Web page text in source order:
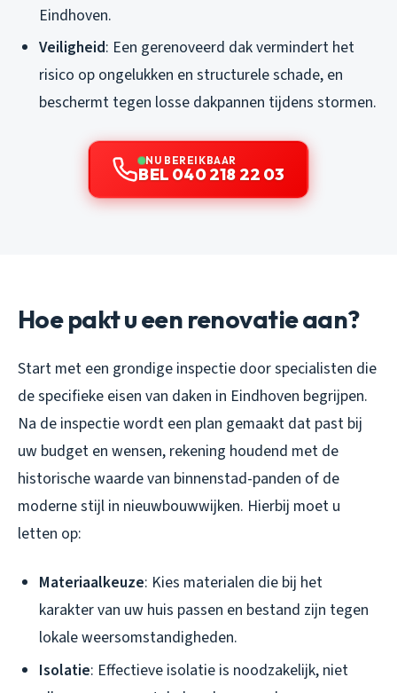
Eindhoven.
Veiligheid: Een gerenoveerd dak vermindert het
risico op ongelukken en structurele schade, en
beschermt tegen losse dakpannen tijdens stormen.
NU BEREIKBAAR
BEL 040 218 22 03
Hoe pakt u een renovatie aan?
Start met een grondige inspectie door specialisten die
de specifieke eisen van daken in Eindhoven begrijpen.
Na de inspectie wordt een plan gemaakt dat past bij
uw budget en wensen, rekening houdend met de
historische waarde van binnenstad-panden of de
moderne stijl in nieuwbouwwijken. Hierbij moet u
letten op:
Materiaalkeuze: Kies materialen die bij het
karakter van uw huis passen en bestand zijn tegen
lokale weersomstandigheden.
Isolatie: Effectieve isolatie is noodzakelijk, niet